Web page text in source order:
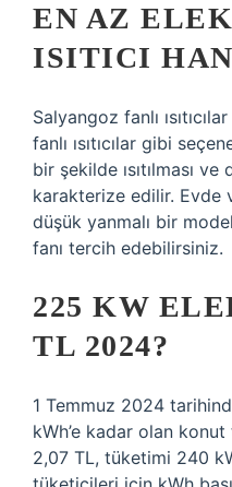
EN AZ
ISITICI
Salyangoz fanlı
fanlı ısıtıcılar gibi
bir şekilde ısıtılması
karakterize edilir. Evde
düşük yanmalı bir model
fanı tercih edebilirsiniz.
225 KW
TL 2024?
1 Temmuz 2024
kWh’e kadar olan
2,07 TL, tüketimi 240